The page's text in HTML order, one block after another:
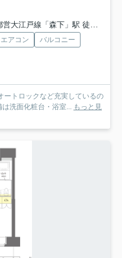
営大江戸線「森下」駅 徒歩4分
エアコン
バルコニー
ートロックなど充実しているの
洗面化粧台・浴室...
もっと見